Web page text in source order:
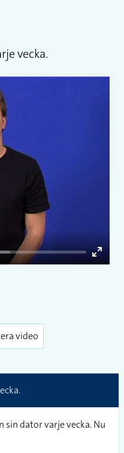
vecka.
Enter
video
dator varje vecka. Nu